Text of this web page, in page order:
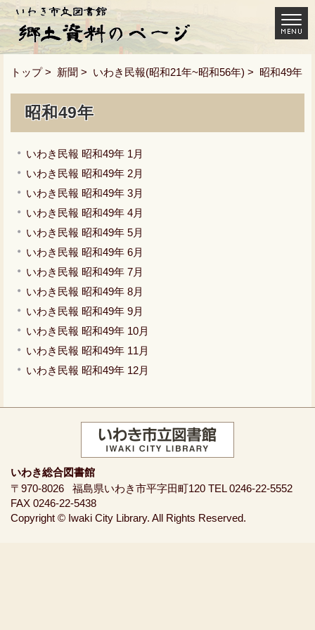
トップ> 新聞 > いわき民報(昭和21年~昭和56年) > 昭和49年
昭和49年
いわき民報 昭和49年 1月
いわき民報 昭和49年 2月
いわき民報 昭和49年 3月
いわき民報 昭和49年 4月
いわき民報 昭和49年 5月
いわき民報 昭和49年 6月
いわき民報 昭和49年 7月
いわき民報 昭和49年 8月
いわき民報 昭和49年 9月
いわき民報 昭和49年 10月
いわき民報 昭和49年 11月
いわき民報 昭和49年 12月
いわき総合図書館
〒970-8026
福島県いわき市平字田町120 TEL 0246-22-5552
FAX 0246-22-5438
Copyright © Iwaki City Library. All Rights Reserved.